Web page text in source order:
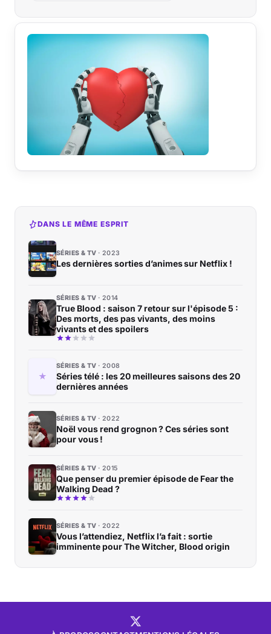
DANS LE MÊME ESPRIT
SÉRIES & TV 2023
Les dernières sorties d’animes sur Netflix !
SÉRIES & TV 2014
True Blood : saison 7 retour sur l'épisode 5 :
Des morts, des pas vivants, des moins
vivants et des spoilers
SÉRIES & TV 2008
Séries télé : les 20 meilleures saisons des 20
dernières années
SÉRIES & TV 2022
Noël vous rend grognon ? Ces séries sont
pour vous !
SÉRIES & TV 2015
Que penser du premier épisode de Fear the
Walking Dead ?
SÉRIES & TV 2022
Vous l’attendiez, Netflix l’a fait : sortie
imminente pour The Witcher, Blood origin